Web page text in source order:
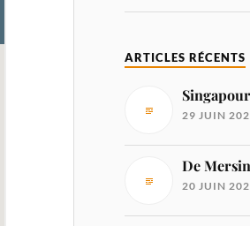
ARTICLES RÉCENTS
Singapour
29 JUIN
De
20 JUIN